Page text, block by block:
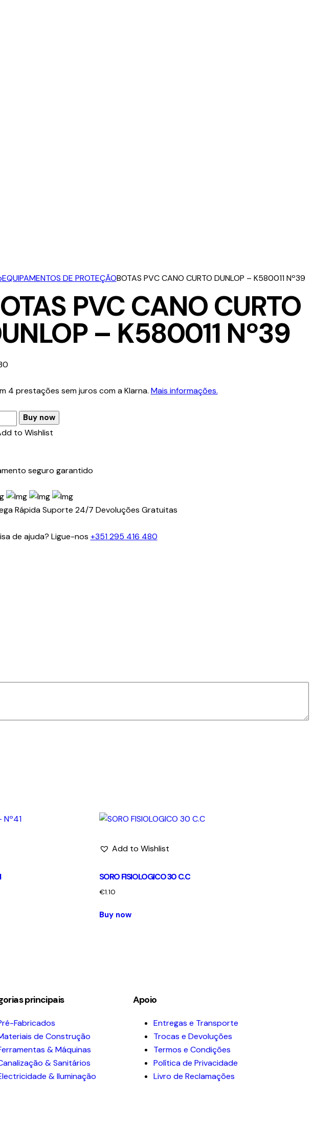
EQUIPAMENTOS DE PROTEÇÃOBOTAS PVC CANO CURTO DUNLOP – K580011 Nº39
PVC CANO CURTO
– K580011 Nº39
4 prestações sem juros com a Klarna. Mais informações.
Buy now
to Wishlist
seguro garantido
Rápida Suporte 24/7 Devoluções Gratuitas
de ajuda? Ligue-nos +351 295 416 480
Add to Wishlist
SORO FISIOLOGICO 30 C.C
€1.10
Buy now
principais
Fabricados
de Construção
& Máquinas
& Sanitários
& Iluminação
Apoio
Entregas e Transporte
Trocas e Devoluções
Termos e Condições
Política de Privacidade
Livro de Reclamações